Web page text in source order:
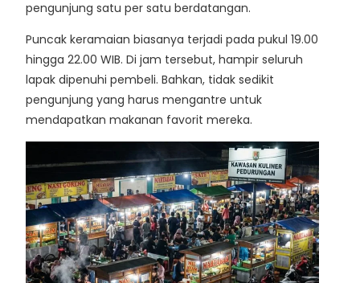
pengunjung satu per satu berdatangan.
Puncak keramaian biasanya terjadi pada pukul 19.00
hingga 22.00 WIB. Di jam tersebut, hampir seluruh
lapak dipenuhi pembeli. Bahkan, tidak sedikit
pengunjung yang harus mengantre untuk
mendapatkan makanan favorit mereka.